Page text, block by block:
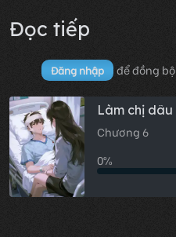
Đọc tiếp
Đăng nhập để đồng
Làm chị dâu
Chương 6
0%